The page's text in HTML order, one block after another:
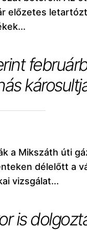
előzetes
a Mikszáth úti
délelőtt a
vizsgálat...
is